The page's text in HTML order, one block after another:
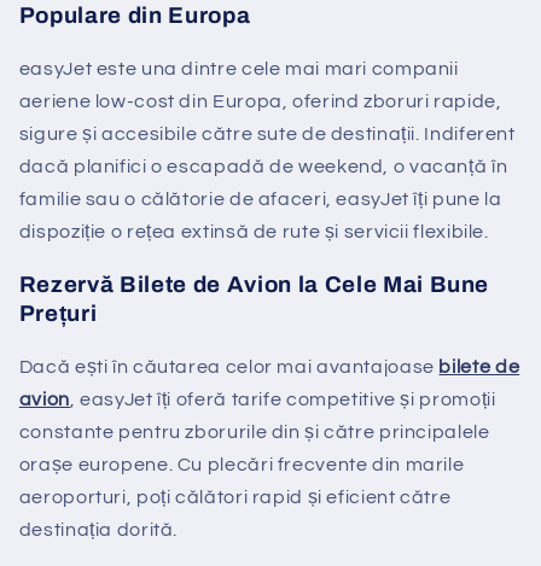
Populare din Europa
easyJet este una dintre cele mai mari companii
aeriene low-cost din Europa, oferind zboruri rapide,
sigure și accesibile către sute de destinații. Indiferent
dacă planifici o escapadă de weekend, o vacanță în
familie sau o călătorie de afaceri, easyJet îți pune la
dispoziție o rețea extinsă de rute și servicii flexibile.
Rezervă Bilete de Avion la Cele Mai Bune
Prețuri
Dacă ești în căutarea celor mai avantajoase bilete de
avion , easyJet îți oferă tarife competitive și promoții
constante pentru zborurile din și către principalele
orașe europene. Cu plecări frecvente din marile
aeroporturi, poți călători rapid și eficient către
destinația dorită.